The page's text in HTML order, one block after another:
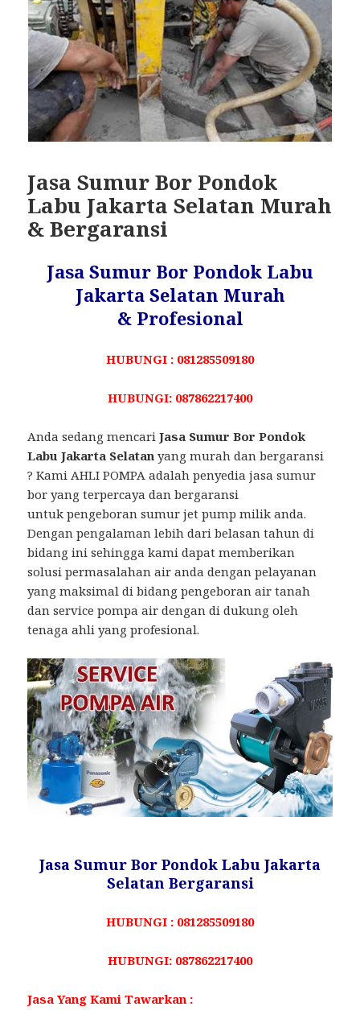
Jasa Sumur Bor Pondok
Labu Jakarta Selatan Murah
& Bergaransi
Jasa Sumur Bor Pondok Labu
Jakarta Selatan Murah
& Profesional
HUBUNGI : 081285509180
HUBUNGI: 087862217400
Anda sedang mencariJasa Sumur Bor Pondok
Labu Jakarta Selatan yang murah dan bergaransi
? Kami AHLI POMPA adalah penyedia jasa sumur
bor yang terpercaya dan bergaransi
untuk pengeboran sumur jet pump milik anda.
Dengan pengalaman lebih dari belasan tahun di
bidang ini sehingga kami dapat memberikan
solusi permasalahan air anda dengan pelayanan
yang maksimal di bidang pengeboran air tanah
dan service pompa air dengan di dukung oleh
tenaga ahli yang profesional.
Jasa Sumur Bor Pondok Labu Jakarta
Selatan Bergaransi
HUBUNGI : 081285509180
HUBUNGI: 087862217400
Jasa Yang Kami Tawarkan :